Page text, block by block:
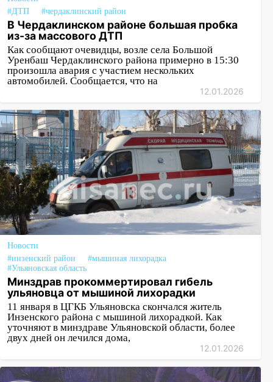
#ДТП
#чердаклинский район
В Чердаклинском районе большая пробка
из-за массового ДТП
Как сообщают очевидцы, возле села Большой
Уренбаш Чердаклинского района примерно в 15:30
произошла авария с участием нескольких
автомобилей. Сообщается, что на
12.01.2026
Новости
#инзенский район
#мышиная лихорадка
#Ульяновская область
Минздрав прокоммертировал гибель
ульяновца от мышиной лихорадки
11 января в ЦГКБ Ульяновска скончался житель
Инзенского района с мышиной лихорадкой. Как
уточняют в минздраве Ульяновской области, более
двух дней он лечился дома,
12.01.2026